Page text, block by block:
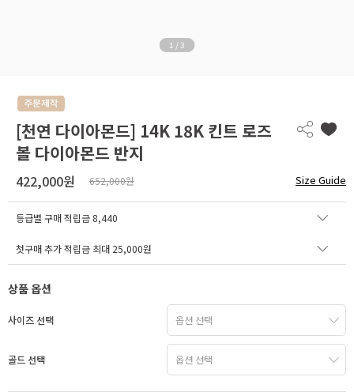
1 / 3
[천연 다이아몬드] 14K 18K 킨트 로즈
볼 다이아몬드 반지
422,000원 652,000원 Size Guide
등급별 구매 적립금 8,440
첫구매 추가 적립금 최대 25,000원
상품 옵션
사이즈 선택
골드 선택